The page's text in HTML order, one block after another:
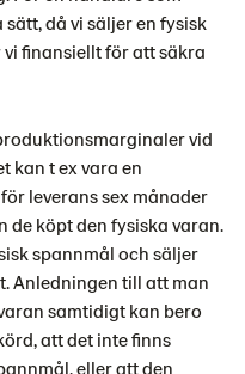
då vi säljer en fysisk
finansiellt för att säkra
vid
kan t ex vara en
leverans sex månader
köpt den fysiska varan.
spannmål och säljer
Anledningen till att man
samtidigt kan bero
att det inte finns
eller att den